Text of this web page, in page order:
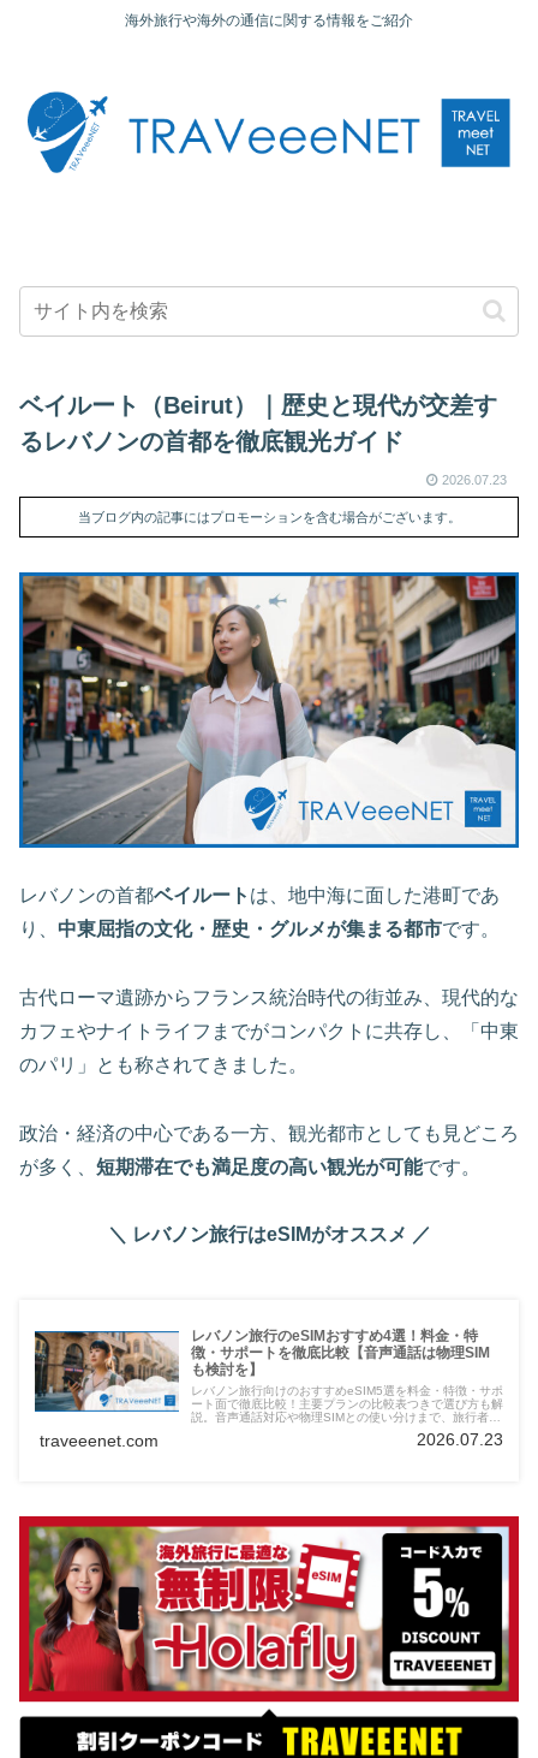
海外旅行や海外の通信に関する情報をご紹介
ベイルート（Beirut）｜歴史と現代が交差す
るレバノンの首都を徹底観光ガイド
2026.07.23
当ブログ内の記事にはプロモーションを含む場合がございます。
レバノンの首都ベイルート は、地中海に面した港町であ
り、 中東屈指の文化・歴史・グルメが集まる都市です。
古代ローマ遺跡からフランス統治時代の街並み、現代的な
カフェやナイトライフまでがコンパクトに共存し、「中東
のパリ」とも称されてきました。
政治・経済の中心である一方、観光都市としても見どころ
が多く、 短期滞在でも満足度の高い観光が可能です。
＼ レバノン旅行はeSIMがオススメ ／
レバノン旅行のeSIMおすすめ4選！料金・特
徴・サポートを徹底比較【音声通話は物理SIM
も検討を】
レバノン旅行向けのおすすめeSIM5選を料金・特徴・サポ
ート面で徹底比較！主要プランの比較表つきで選び方も解
説。音声通話対応や物理SIMとの使い分けまで、旅行者に
traveeenet.com 2026.07.23